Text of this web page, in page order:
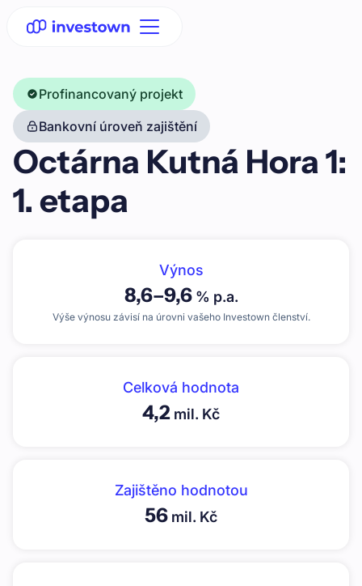
Profinancovaný projekt
Bankovní úroveň zajištění
Octárna Kutná Hora 1:
1. etapa
Výnos
8,6–9,6% p.a.
Výše výnosu závisí na úrovni vašeho Investown členství.
Celková hodnota
4,2 mil. Kč
Zajištěno hodnotou
56 mil. Kč